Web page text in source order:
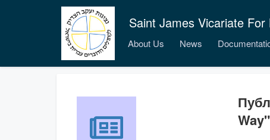
Saint James Vicariate
About Us News
Way"